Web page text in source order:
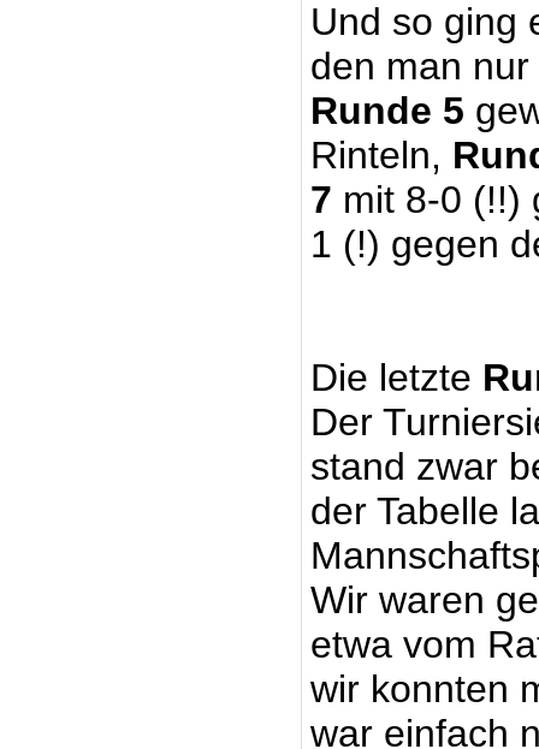
Und so ging
den man
Runde 5
Rinteln,
7 mit 8-0 (!!)
1 (!) gegen
Die letzte
Der
stand zwar
der Tabelle
Wir waren
etwa vom
wir konnten
war einfach